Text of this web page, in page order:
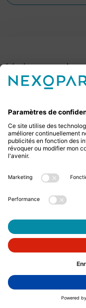
Votre
Avez-vous des
+49 2522 59084 0
Protection des